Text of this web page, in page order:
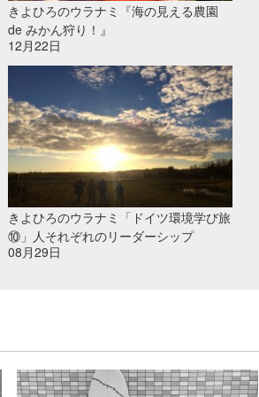
きよひろのウラナミ『海の見える農園
de みかん狩り！』
12月22日
きよひろのウラナミ「ドイツ環境学び旅
⑩」人それぞれのリーダーシップ
08月29日